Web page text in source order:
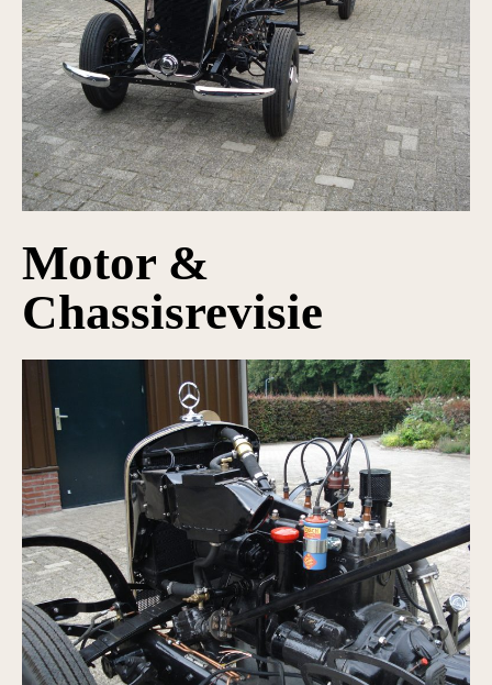
Motor &
Chassisrevisie